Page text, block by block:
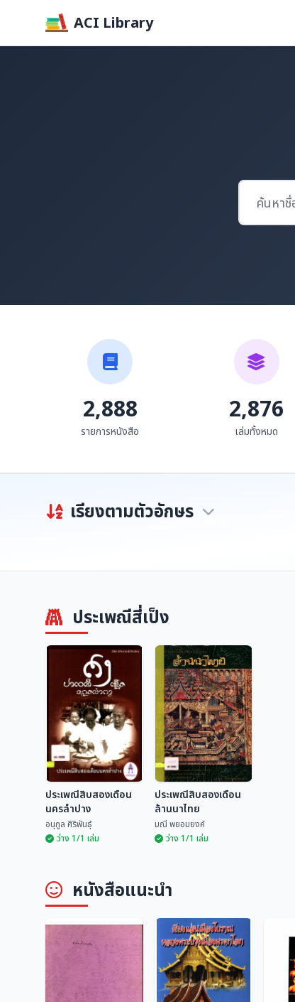
ACI Library
2,888
รายการหนังสือ
2,876
เล่มทั้งหมด
เรียงตามตัวอักษร
ประเพณีสี่เป็ง
นครลำปาง
อนุกูล ศิริพันธุ์
ประเพณีสิบสองเดือน
นครลำปาง
อนุกูล ศิริพันธุ์
ว่าง 1/1 เล่ม
ล้านนาไทย
ประเพณีสิบสองเดือน
ล้านนาไทย
มณี พยอมยงค์
ว่าง 1/1 เล่ม
หนังสือแนะนำ